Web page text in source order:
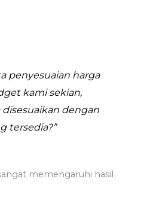
penyesuaian harga
kami sekian,
disesuaikan dengan
tersedia?”
memengaruhi hasil